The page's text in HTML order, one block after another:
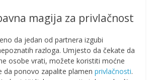
magija za privlačnost
da jedan od partnera izgubi
razloga. Umjesto da čekate da
osobe vrati, možete koristiti moćne
da ponovo zapalite plamen privlačnosti.